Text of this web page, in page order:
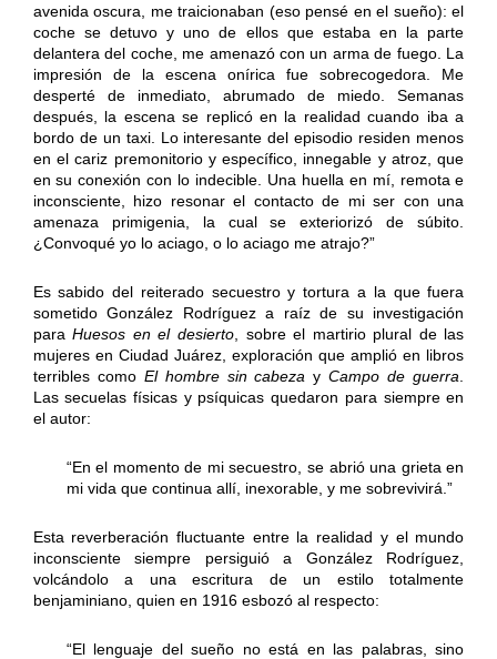
avenida oscura, me traicionaban (eso pensé en el sueño): el
coche se detuvo y uno de ellos que estaba en la parte
delantera del coche, me amenazó con un arma de fuego. La
impresión de la escena onírica fue sobrecogedora. Me
desperté de inmediato, abrumado de miedo. Semanas
después, la escena se replicó en la realidad cuando iba a
bordo de un taxi. Lo interesante del episodio residen menos
en el cariz premonitorio y específico, innegable y atroz, que
en su conexión con lo indecible. Una huella en mí, remota e
inconsciente, hizo resonar el contacto de mi ser con una
amenaza primigenia, la cual se exteriorizó de súbito.
¿Convoqué yo lo aciago, o lo aciago me atrajo?”
Es sabido del reiterado secuestro y tortura a la que fuera
sometido González Rodríguez a raíz de su investigación
paraHuesos en el desierto, sobre el martirio plural de las
mujeres en Ciudad Juárez, exploración que amplió en libros
terribles como El hombre sin cabeza yCampo de guerra
Las secuelas físicas y psíquicas quedaron para siempre en
el autor:
“En el momento de mi secuestro, se abrió una grieta en
mi vida que continua allí, inexorable, y me sobrevivirá.”
Esta reverberación fluctuante entre la realidad y el mundo
inconsciente siempre persiguió a González Rodríguez,
volcándolo a una escritura de un estilo totalmente
benjaminiano, quien en 1916 esbozó al respecto:
“El lenguaje del sueño no está en las palabras, sino